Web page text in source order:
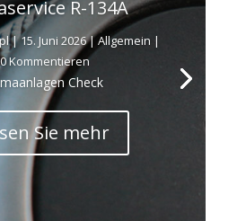
R-134A
|15. Juni 2026|Allgemein |
0 Kommentieren
Check
Sie mehr